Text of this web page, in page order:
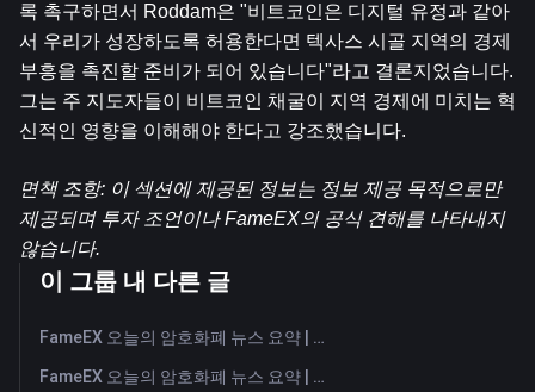
록 촉구하면서 Roddam은 "비트코인은 디지털 유정과 같아
서 우리가 성장하도록 허용한다면 텍사스 시골 지역의 경제
부흥을 촉진할 준비가 되어 있습니다"라고 결론지었습니다.
그는 주 지도자들이 비트코인 ​​채굴이 지역 경제에 미치는 혁
신적인 영향을 이해해야 한다고 강조했습니다.
면책 조항: 이 섹션에 제공된 정보는 정보 제공 목적으로만
제공되며 투자 조언이나 FameEX의 공식 견해를 나타내지
않습니다.
이 그룹 내 다른 글
FameEX 오늘의 암호화폐 뉴스 요약 | 2026년 8월 7일
FameEX 오늘의 암호화폐 뉴스 요약 | 2026년 8월 6일